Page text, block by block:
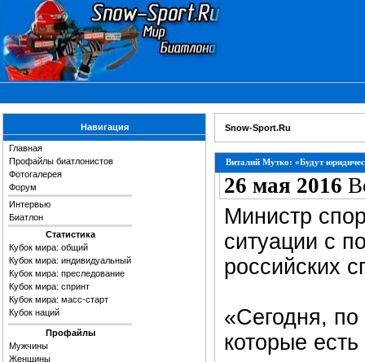
Навигация
Главная
Профайлы биатлонистов
Фотогалерея
Форум
Интервью
Биатлон
Статистика
Кубок мира: общий
Кубок мира: индивидуальный
Кубок мира: преследование
Кубок мира: спринт
Кубок мира: масс-старт
Кубок наций
Профайлы
Мужчины
Женщины
Snow-Sport.Ru
Виталий Мутко: «Будут
26 мая 2016
Министр
ситуации с
российских
«Сегодня,
которые